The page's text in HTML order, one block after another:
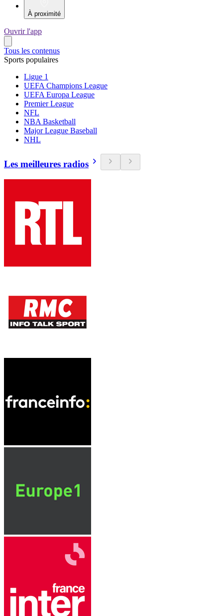
À proximité
Ouvrir l'app
Tous les contenus
Sports populaires
Ligue 1
UEFA Champions League
UEFA Europa League
Premier League
NFL
NBA Basketball
Major League Baseball
NHL
Les meilleures radios